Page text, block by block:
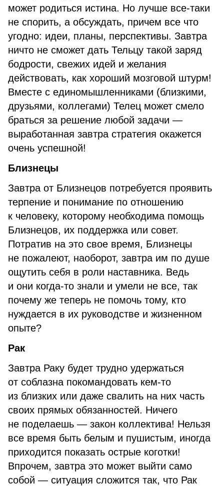
может родиться истина. Но лучше все-таки
не спорить, а обсуждать, причем все что
угодно: идеи, планы, перспективы. Завтра
ничто не сможет дать Тельцу такой заряд
бодрости, свежих идей и желания
действовать, как хороший мозговой штурм!
Вместе с единомышленниками (близкими,
друзьями, коллегами) Телец может смело
браться за решение любой задачи —
выработанная завтра стратегия окажется
очень успешной!
Близнецы
Завтра от Близнецов потребуется проявить
терпение и понимание по отношению
к человеку, которому необходима помощь
Близнецов, их поддержка или совет.
Потратив на это свое время, Близнецы
не пожалеют, наоборот, завтра им по душе
ощутить себя в роли наставника. Ведь
и они когда-то знали и умели не все, так
почему же теперь не помочь тому, кто
нуждается в их руководстве и жизненном
опыте?
Рак
Завтра Раку будет трудно удержаться
от соблазна покомандовать кем-то
из близких или даже свалить на них часть
своих прямых обязанностей. Ничего
не поделаешь — закон коллектива! Нельзя
все время быть белым и пушистым, иногда
приходится показать острые коготки!
Впрочем, завтра это может выйти само
собой — ситуация сложится так, что Рак